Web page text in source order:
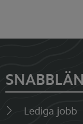
Lediga jobb